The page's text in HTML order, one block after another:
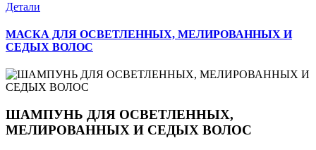
Детали
МАСКА ДЛЯ ОСВЕТЛЕННЫХ, МЕЛИРОВАННЫХ И
СЕДЫХ ВОЛОС
ШАМПУНЬ ДЛЯ ОСВЕТЛЕННЫХ,
МЕЛИРОВАННЫХ И СЕДЫХ ВОЛОС